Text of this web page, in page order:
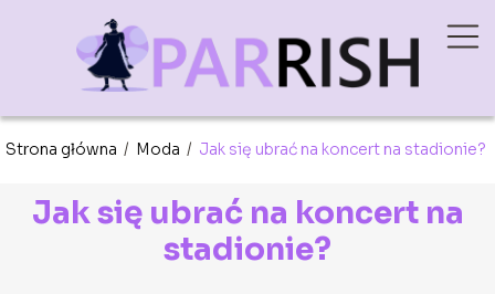
Strona główna / Moda / Jak się ubrać na koncert na stadionie?
Jak się ubrać na koncert na
stadionie?